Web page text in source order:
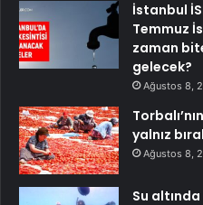
İstanbul
Temmuz
zaman
gelecek?
Ağustos 8,
yalnız
Ağustos 8,
Su